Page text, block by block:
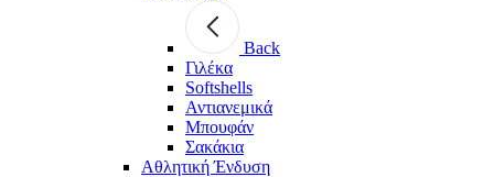
Back
Γιλέκα
Softshells
Αντιανεμικά
Μπουφάν
Σακάκια
Αθλητική Ένδυση